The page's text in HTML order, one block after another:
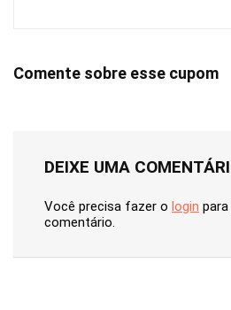
Comente sobre esse cupom
DEIXE UMA
Você precisa fazer o login
comentário.